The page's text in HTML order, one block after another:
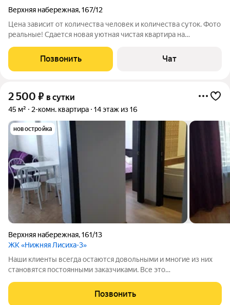
Верхняя набережная,167/12
Цена зависит от количества человек и количества суток. Фoтo
реальные! Сдается новая уютная чистая квартира на
Мкр.солнечный, Сибэкспоцентр, Октябрьский районный суд,
Ленинский районный суд, Байкал
Позвонить Чат
2 500 ₽ в сутки
45 м² 2-комн. квартира 14 этаж из 16
новостройка
Верхняя набережная,161/13
ЖК «Нижняя Лисиха-3»
Наши клиенты всегда остаются довольными и многие из них
становятся постоянными заказчиками. Все это
обслуживания. Квартира не сдаётся: для МЕРОПРИЯТИЙ,
также не сдаётся с животными, штраф от 1000р
Позвонить